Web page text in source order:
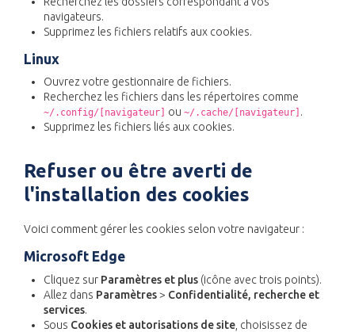
navigateurs.
Supprimez les fichiers relatifs aux cookies.
Linux
Ouvrez votre gestionnaire de fichiers.
Recherchez les fichiers dans les répertoires comme
~/.config/[navigateur] ou~/.cache/[navigateur] .
Supprimez les fichiers liés aux cookies.
Refuser ou être averti de
l'installation des cookies
Voici comment gérer les cookies selon votre navigateur :
Microsoft Edge
Cliquez sur Paramètres et plus (icône avec trois points).
Allez dans Paramètres> Confidentialité, recherche et
services.
Sous Cookies et autorisations de site , choisissez de